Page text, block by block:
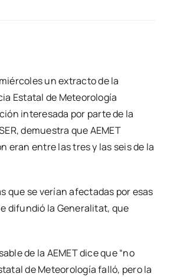
un extracto de la
Estatal de Meteorología
interesada por parte de la
demuestra que AEMET
eran entre las tres y las seis de la
que se verían afectadas por esas
difundió la Generalitat, que
de la AEMET dice que “no
de Meteorología falló, pero la